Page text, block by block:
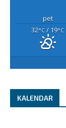
pet
32°C / 19°C
KALENDAR